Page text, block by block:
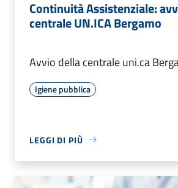
Continuità Assistenziale:
centrale UN.ICA Bergamo
Avvio della centrale uni.ca
Igiene pubblica
LEGGI DI PIÙ